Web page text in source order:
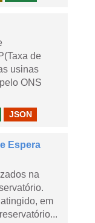
de
usinas
ONS
JSON
Espera
na
em